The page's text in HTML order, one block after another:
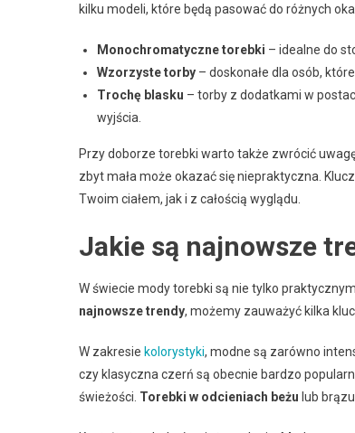
kilku modeli, które będą pasować do różnych
Monochromatyczne torebki – idealne do
Wzorzyste torby – doskonałe dla osób,
Trochę blasku – torby z dodatkami w
wyjścia.
Przy doborze torebki warto także zwrócić
zbyt mała może okazać się niepraktyczna.
Twoim ciałem, jak i z całością wyglądu.
Jakie są najnowsze
W świecie mody torebki są nie tylko
najnowsze trendy, możemy zauważyć kilka
W zakresie kolorystyki, modne są zarówno
czy klasyczna czerń są obecnie bardzo
świeżości. Torebki w odcieniach beżu lub